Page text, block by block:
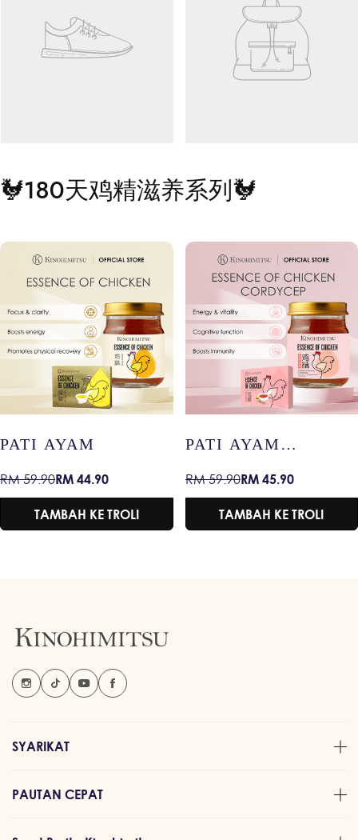
Nama produk anda
Nama produk anda
🐓180天鸡精滋养系列🐓
PATI AYAM
Harga
jualan
RM 59.90Harga
biasa
RM 44.90
TAMBAH KE TROLI
PATI AYAM
AMERIKA &
CORDYCEPS
Harga
jualan
RM 59.90Harga
biasa
RM 45.90
TAMBAH KE TROLI
SYARIKAT
PAUTAN CEPAT